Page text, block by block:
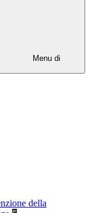
Menu di
della